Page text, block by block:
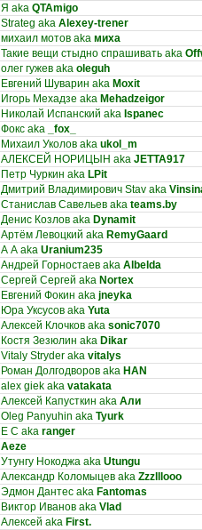
Я aka QTAmigo
Strateg aka Alexey-trener
михаил мотов aka миха
Такие вещи стыдно спрашивать aka
олег гужев aka oleguh
Евгений Шуварин aka Moxit
Игорь Мехадзе aka Mehadzeigor
Николай Испанский aka Ispanec
Фокс aka _fox_
Михаил Уколов aka ukol_m
АЛЕКСЕЙ НОРИЦЫН aka JETTA917
Петр Чуркин aka LPit
Дмитрий Владимирович Stav aka
Станислав Савельев aka teams.by
Денис Козлов aka Dynamit
Артём Левоцкий aka RemyGaard
А А aka Uranium235
Андрей Горностаев aka Albelda
Сергей Сергей aka Nortex
Евгений Фокин aka jneyka
Юра Уксусов aka Yuta
Алексей Клочков aka sonic7070
Костя Зезюлин aka Dikar
Vitaly Stryder aka vitalys
Роман Долгодворов aka HAN
alex giek aka vatakata
Алексей Капусткин aka Али
Oleg Panyuhin aka Tyurk
E C aka ranger
Aeze
Утунгу Нокоджа aka Utungu
Александр Коломыцев aka Zzzlllooo
Эдмон Дантес aka Fantomas
Виктор Иванов aka Vlad
Алексей aka First.